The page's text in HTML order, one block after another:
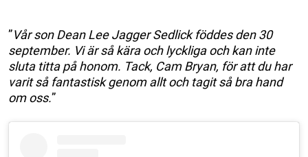
”Vår son Dean Lee Jagger Sedlick föddes den 30
september. Vi är så kära och lyckliga och kan inte
sluta titta på honom. Tack, Cam Bryan, för att du har
varit så fantastisk genom allt och tagit så bra hand
om oss.”